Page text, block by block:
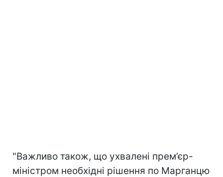
"Важливо також, що ухвалені прем’єр-
міністром необхідні рішення по Марганцю